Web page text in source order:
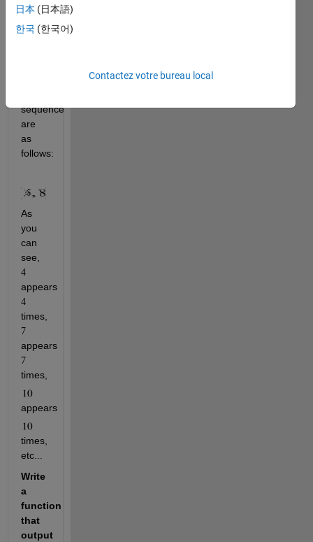
times.
first
sequence
are
as
follows:
As
you
can
4
appears
4
7
appears
7
appears
times,
etc...
Write
a
function
that
output
日本 (日本語)
한국 (한국어)
Contactez votre bureau local